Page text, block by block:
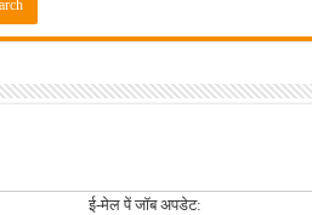
ई-मेल पें जॉब अपडेट: